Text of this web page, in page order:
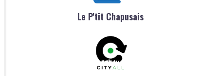
Le P'tit Chapusais